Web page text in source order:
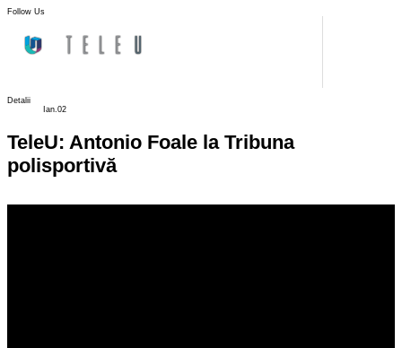
Follow Us
Detalii
Ian.02
TeleU: Antonio Foale la Tribuna
polisportivă